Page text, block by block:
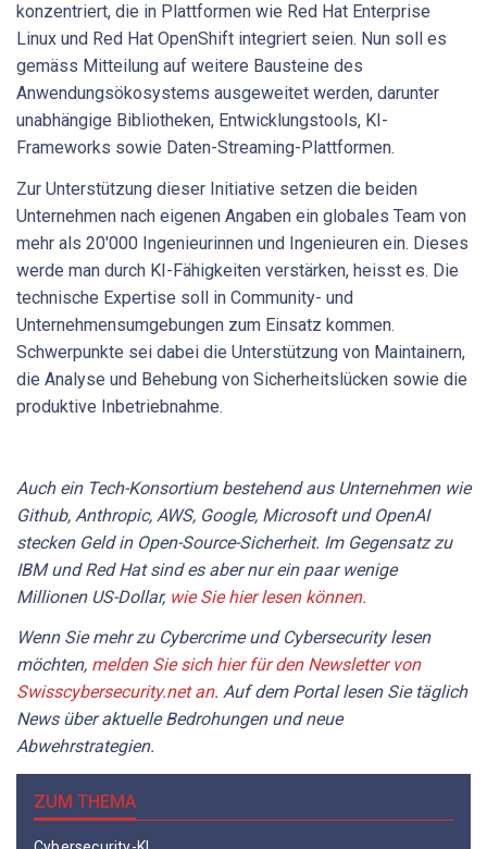
konzentriert, die in Plattformen wie Red Hat Enterprise
Linux und Red Hat OpenShift integriert seien. Nun soll es
gemäss Mitteilung auf weitere Bausteine des
Anwendungsökosystems ausgeweitet werden, darunter
unabhängige Bibliotheken, Entwicklungstools, KI-
Frameworks sowie Daten-Streaming-Plattformen.
Zur Unterstützung dieser Initiative setzen die beiden
Unternehmen nach eigenen Angaben ein globales Team von
mehr als 20'000 Ingenieurinnen und Ingenieuren ein. Dieses
werde man durch KI-Fähigkeiten verstärken, heisst es. Die
technische Expertise soll in Community- und
Unternehmensumgebungen zum Einsatz kommen.
Schwerpunkte sei dabei die Unterstützung von Maintainern,
die Analyse und Behebung von Sicherheitslücken sowie die
produktive Inbetriebnahme.
Auch ein Tech-Konsortium bestehend aus Unternehmen wie
Github, Anthropic, AWS, Google, Microsoft und OpenAI
stecken Geld in Open-Source-Sicherheit. Im Gegensatz zu
IBM und Red Hat sind es aber nur ein paar wenige
Millionen US-Dollar, wie Sie hier lesen können.
Wenn Sie mehr zu Cybercrime und Cybersecurity lesen
möchten, melden Sie sich hier für den Newsletter von
Swisscybersecurity.net an. Auf dem Portal lesen Sie täglich
News über aktuelle Bedrohungen und neue
Abwehrstrategien.
ZUM THEMA